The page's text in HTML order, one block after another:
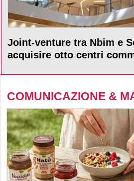
Joint-venture tra Nbim e
acquisire otto centri
COMUNICAZIONE &